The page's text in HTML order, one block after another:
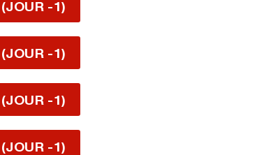
-1)
-1)
-1)
-1)